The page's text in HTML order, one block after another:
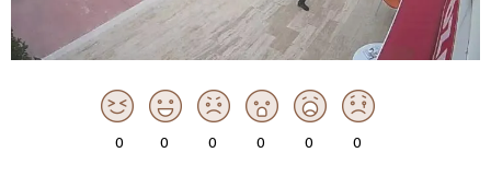
0 0 0 0 0 0